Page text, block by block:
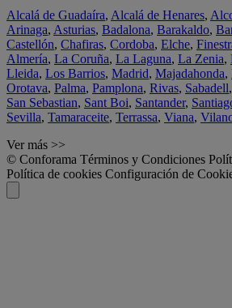
Alcalá de Guadaíra, Alcalá de Henares,
Arinaga, Asturias, Badalona, Barakaldo,
Castellón, Chafiras, Cordoba, Elche,
Almería, La Coruña, La Laguna, La Zenia,
Lleida, Los Barrios, Madrid, Majadahonda,
Orotava, Palma, Pamplona, Rivas, Sabadell,
San Sebastian, Sant Boi, Santander,
Sevilla, Tamaraceite, Terrassa, Viana,
Ver más >>
© Conforama Términos y Condiciones
Política de cookies Configuración de